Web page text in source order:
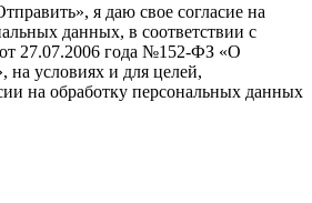
я даю свое согласие на
данных, в соответствии с
27.07.2006 года №152-ФЗ «О
на условиях и для целей,
на обработку персональных данных